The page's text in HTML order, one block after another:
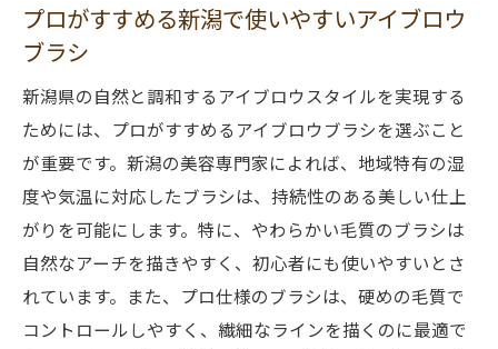
プロが教える地域に根ざしたスタイリング
自然美を最大限に活用するテクニック
地域独自の美意識を反映したデザイン
新潟の自然を楽しむためのアイブロウブラシの
選定方法
自然を意識したブラシ選定の基準
新潟の豊かな自然を引き立てる道具選び
プロがすすめる新潟で使いやすいアイブロウ
ブラシ
新潟県の自然と調和するアイブロウスタイルを実現する
ためには、プロがすすめるアイブロウブラシを選ぶこと
が重要です。新潟の美容専門家によれば、地域特有の湿
度や気温に対応したブラシは、持続性のある美しい仕上
がりを可能にします。特に、やわらかい毛質のブラシは
自然なアーチを描きやすく、初心者にも使いやすいとさ
れています。また、プロ仕様のブラシは、硬めの毛質で
コントロールしやすく、繊細なラインを描くのに最適で